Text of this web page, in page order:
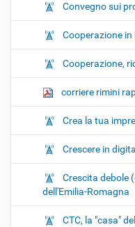
Convegno sui
Cooperazione
Cooperazione,
corriere rimini
Crea la tua
Crescere in
Crescita debole
dell'Emilia-Romagna
CTC, la "casa"